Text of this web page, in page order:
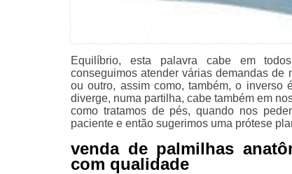
Equilíbrio, esta palavra cabe em
conseguimos atender várias demandas de
ou outro, assim como, também, o inverso
diverge, numa partilha, cabe também em
como tratamos de pés, quando nos
paciente e então sugerimos uma prótese
venda de palmilhas
com qualidade